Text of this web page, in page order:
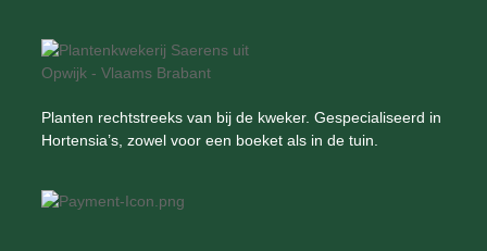
Planten rechtstreeks van bij de kweker. Gespecialiseerd in
Hortensia’s, zowel voor een boeket als in de tuin.